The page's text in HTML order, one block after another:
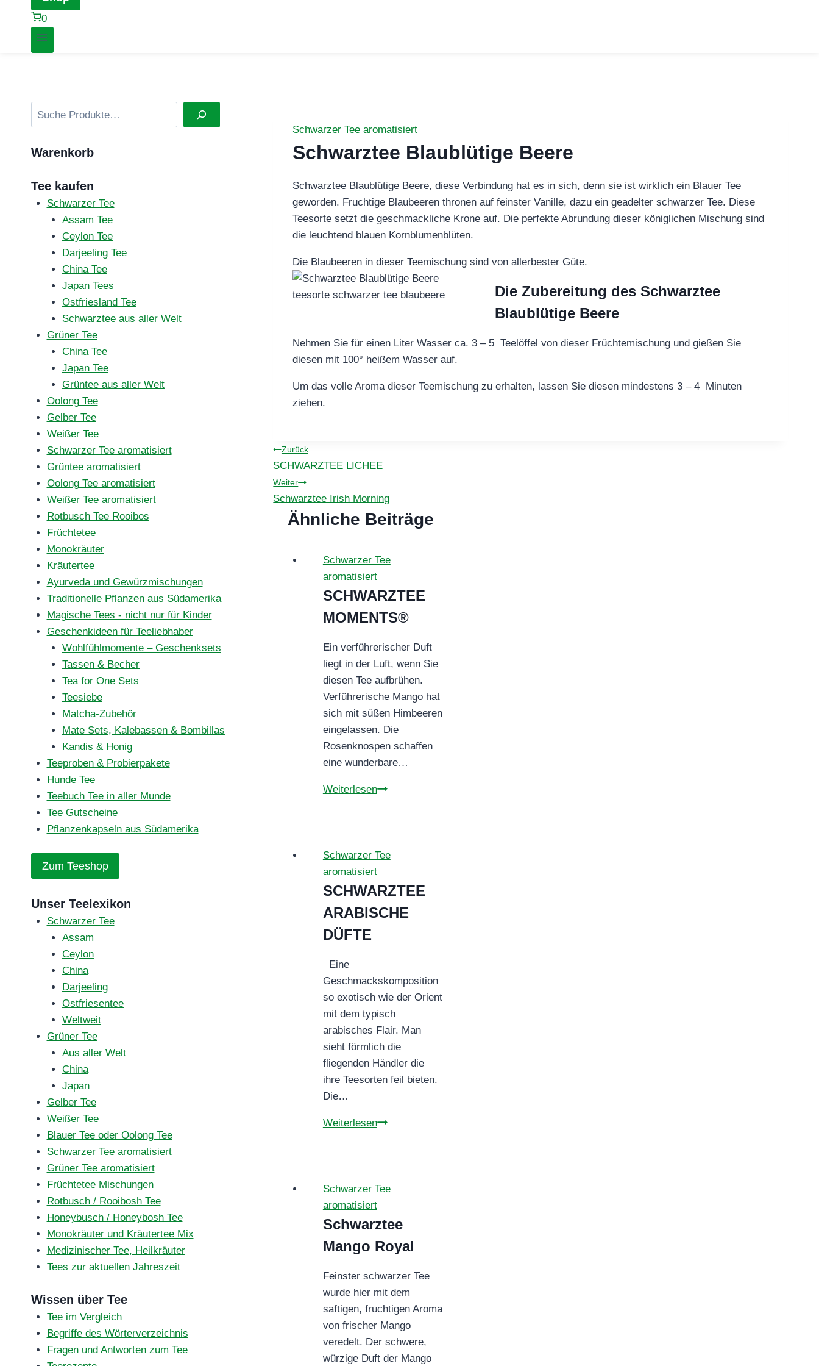
0
Schwarzer Tee aromatisiert
Schwarztee Blaublütige Beere
Schwarztee Blaublütige Beere, diese Verbindung hat es in sich, denn sie ist wirklich ein Blauer Tee
geworden. Fruchtige Blaubeeren thronen auf feinster Vanille, dazu ein geadelter schwarzer Tee. Diese
Teesorte setzt die geschmackliche Krone auf. Die perfekte Abrundung dieser königlichen Mischung sind
die leuchtend blauen Kornblumenblüten.
Die Blaubeeren in dieser Teemischung sind von allerbester Güte.
Die Zubereitung des Schwarztee
Blaublütige Beere
Nehmen Sie für einen Liter Wasser ca. 3 – 5 Teelöffel von dieser Früchtemischung und gießen Sie
diesen mit 100° heißem Wasser auf.
Um das volle Aroma dieser Teemischung zu erhalten, lassen Sie diesen mindestens 3 – 4 Minuten
ziehen.
Beitragsnavigation
Zurück
SCHWARZTEE LICHEE
Weiter
Schwarztee Irish Morning
Ähnliche Beiträge
Schwarzer Tee
aromatisiert
SCHWARZTEE
MOMENTS®
Ein verführerischer Duft
liegt in der Luft, wenn Sie
diesen Tee aufbrühen.
Verführerische Mango hat
sich mit süßen Himbeeren
eingelassen. Die
Rosenknospen schaffen
eine wunderbare…
WeiterlesenSCHWARZTEE
Schwarzer Tee
aromatisiert
SCHWARZTEE
ARABISCHE
DÜFTE
Eine
Geschmackskomposition
so exotisch wie der Orient
mit dem typisch
arabisches Flair. Man
sieht förmlich die
fliegenden Händler die
ihre Teesorten feil bieten.
Die…
WeiterlesenSCHWARZTEE
Schwarzer Tee
aromatisiert
Schwarztee
Mango Royal
Feinster schwarzer Tee
wurde hier mit dem
saftigen, fruchtigen Aroma
von frischer Mango
veredelt. Der schwere,
würzige Duft der Mango
Suchen
Warenkorb
Tee kaufen
Schwarzer Tee
Assam Tee
Ceylon Tee
Darjeeling Tee
China Tee
Japan Tees
Ostfriesland Tee
Schwarztee aus aller Welt
Grüner Tee
China Tee
Japan Tee
Grüntee aus aller Welt
Oolong Tee
Gelber Tee
Weißer Tee
Schwarzer Tee aromatisiert
Grüntee aromatisiert
Oolong Tee aromatisiert
Weißer Tee aromatisiert
Rotbusch Tee Rooibos
Früchtetee
Monokräuter
Kräutertee
Ayurveda und Gewürzmischungen
Traditionelle Pflanzen aus Südamerika
Magische Tees - nicht nur für Kinder
Geschenkideen für Teeliebhaber
Wohlfühlmomente – Geschenksets
Tassen & Becher
Tea for One Sets
Teesiebe
Matcha-Zubehör
Mate Sets, Kalebassen & Bombillas
Kandis & Honig
Teeproben & Probierpakete
Hunde Tee
Teebuch Tee in aller Munde
Tee Gutscheine
Pflanzenkapseln aus Südamerika
Zum Teeshop
Unser Teelexikon
Schwarzer Tee
Assam
Ceylon
China
Darjeeling
Ostfriesentee
Weltweit
Grüner Tee
Aus aller Welt
China
Japan
Gelber Tee
Weißer Tee
Blauer Tee oder Oolong Tee
Schwarzer Tee aromatisiert
Grüner Tee aromatisiert
Früchtetee Mischungen
Rotbusch / Rooibosh Tee
Honeybusch / Honeybosh Tee
Monokräuter und Kräutertee Mix
Medizinischer Tee, Heilkräuter
Tees zur aktuellen Jahreszeit
Wissen über Tee
Tee im Vergleich
Begriffe des Wörterverzeichnis
Fragen und Antworten zum Tee